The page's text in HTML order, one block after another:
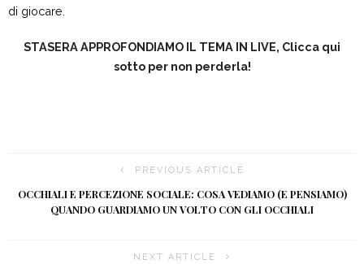
di giocare.
STASERA APPROFONDIAMO IL TEMA IN LIVE, Clicca qui
sotto per non perderla!
PREVIOUS ARTICLE
OCCHIALI E PERCEZIONE SOCIALE: COSA VEDIAMO (E PENSIAMO)
QUANDO GUARDIAMO UN VOLTO CON GLI OCCHIALI
NEXT ARTICLE